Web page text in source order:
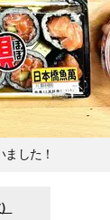
した！